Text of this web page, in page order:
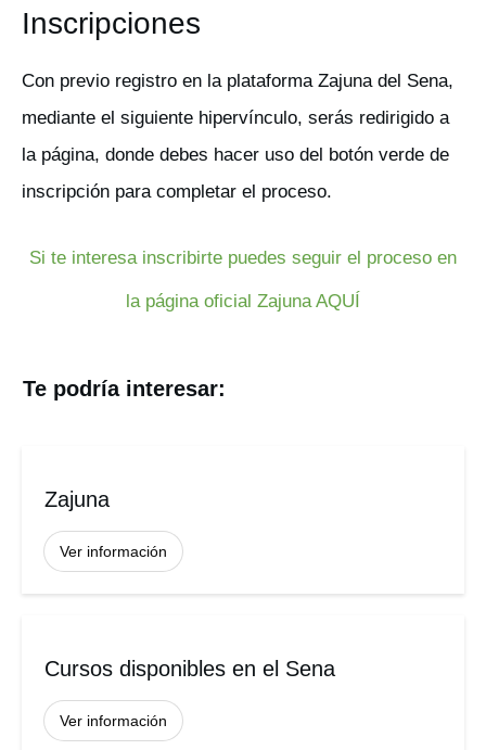
Inscripciones
Con previo registro en la plataforma Zajuna del Sena,
mediante el siguiente hipervínculo, serás redirigido a
la página, donde debes hacer uso del botón verde de
inscripción para completar el proceso.
Si te interesa inscribirte puedes seguir el proceso en
la página oficial Zajuna AQUÍ
Te podría interesar:
Zajuna
Ver información
Cursos disponibles en el Sena
Ver información